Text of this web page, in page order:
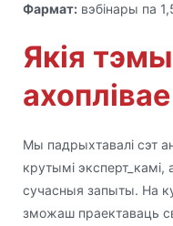
Фармат: вэбінары па
Якія тэмы
Мы падрыхтавалі сэт
крутымі
сучасныя запыты. На
зможаш праектаваць